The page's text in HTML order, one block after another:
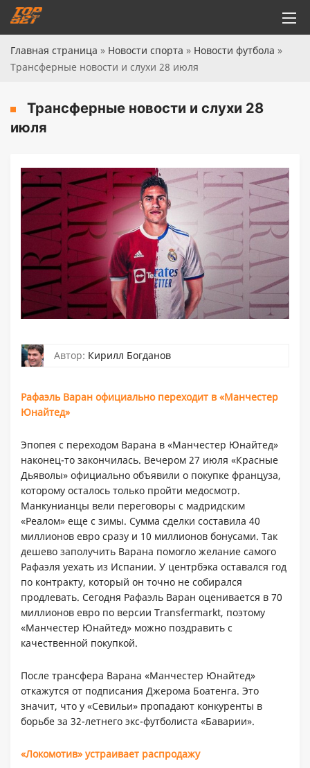
Главная страница » Новости спорта » Новости футбола »
Трансферные новости и слухи 28 июля
Трансферные новости и слухи 28
июля
Автор: Кирилл Богданов
Рафаэль Варан официально переходит в «Манчестер
Юнайтед»
Эпопея с переходом Варана в «Манчестер Юнайтед»
наконец-то закончилась. Вечером 27 июля «Красные
Дьяволы» официально объявили о покупке француза,
которому осталось только пройти медосмотр.
Манкунианцы вели переговоры с мадридским
«Реалом» еще с зимы. Сумма сделки составила 40
миллионов евро сразу и 10 миллионов бонусами. Так
дешево заполучить Варана помогло желание самого
Рафаэля уехать из Испании. У центрбэка оставался год
по контракту, который он точно не собирался
продлевать. Сегодня Рафаэль Варан оценивается в 70
миллионов евро по версии Transfermarkt, поэтому
«Манчестер Юнайтед» можно поздравить с
качественной покупкой.
После трансфера Варана «Манчестер Юнайтед»
откажутся от подписания Джерома Боатенга. Это
значит, что у «Севильи» пропадают конкуренты в
борьбе за 32-летнего экс-футболиста «Баварии».
«Локомотив» устраивает распродажу